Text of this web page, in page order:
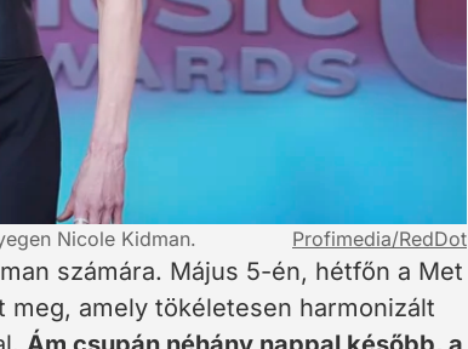
Nicole Kidman. Profimedia/RedDot
számára. Május 5-én, hétfőn a Met
amely tökéletesen harmonizált